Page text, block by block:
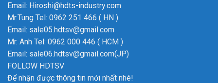
Email: Hiroshi@hdts-industry.com
Mr.Tung Tel: 0962 251 466 ( HN )
Email: sale05.hdtsv@gmail.com
Mr. Anh Tel: 0962 000 446 ( HCM )
Email: sale06.hdtsv@gmail.com(JP)
FOLLOW HDTSV
Để nhận được thông tin mới nhất nhé!